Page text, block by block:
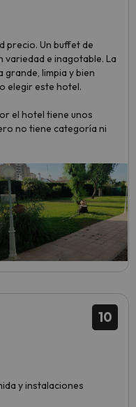
precio. Un buffet de
variedad e inagotable. La
grande, limpia y bien
elegir este hotel.
el hotel tiene unos
no tiene categoría ni
10
y instalaciones